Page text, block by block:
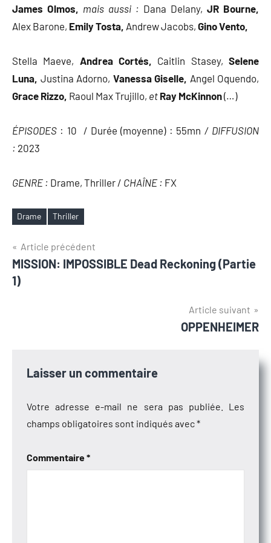
James Olmos,
mais aussi : Dana Delany, JR Bourne,
Alex Barone, Emily Tosta, Andrew Jacobs, Gino Vento,
Stella Maeve, Andrea Cortés, Caitlin Stasey,Selene
Luna, Justina Adorno, Vanessa Giselle, Angel Oquendo,
Grace Rizzo, Raoul Max Trujillo, et Ray McKinnon(…)
ÉPISODES : 10 / Durée (moyenne) : 55mn / DIFFUSION
: 2023
GENRE : Drame, Thriller / CHAÎNE : FX
Étiquettes
Drame Thriller
Navigation
de
Article précédent
MISSION: IMPOSSIBLE Dead Reckoning (Partie
1)
Article suivant
OPPENHEIMER
Laisser un commentaire
Votre adresse e-mail ne sera pas publiée.
Les
champs obligatoires sont indiqués avec*
Commentaire*